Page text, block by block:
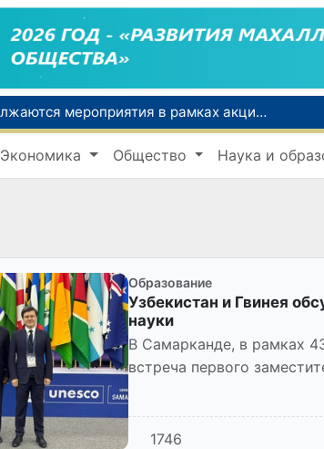
По всей республике продолжаются мероприятия в рамках акции «Актуальные 40 дней»
Оказавшийся в сложной ситуации в Германии соотечественник возвращен в Узбекистан
В Узбекистане определили порядок создания и эксплуатации платных автодорог
Экономика Общество Наука и
Образование
Узбекистан и Гвинея
науки
В Самарканде, в рамках
встреча первого
1746